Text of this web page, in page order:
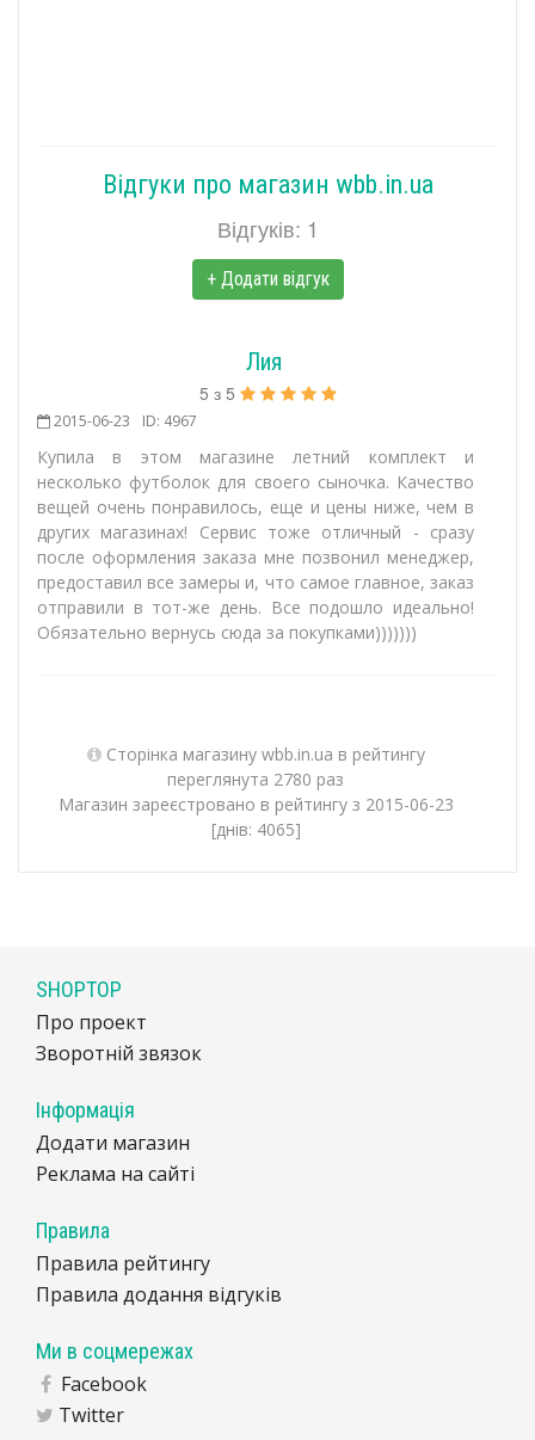
Відгуки про магазин wbb.in.ua
Відгуків: 1
+ Додати відгук
Лия
5 з 5
2015-06-23 ID: 4967
Купила в этом магазине летний комплект и
несколько футболок для своего сыночка. Качество
вещей очень понравилось, еще и цены ниже, чем в
других магазинах! Сервис тоже отличный - сразу
после оформления заказа мне позвонил менеджер,
предоставил все замеры и, что самое главное, заказ
отправили в тот-же день. Все подошло идеально!
Обязательно вернусь сюда за покупками)))))))
Сторінка магазину wbb.in.ua в рейтингу
переглянута 2780 раз
Магазин зареєстровано в рейтингу з 2015-06-23
[днів: 4065]
SHOPTOP
Про проект
Зворотній звязок
Інформація
Додати магазин
Реклама на сайті
Правила
Правила рейтингу
Правила додання відгуків
Ми в соцмережах
Facebook
Twitter